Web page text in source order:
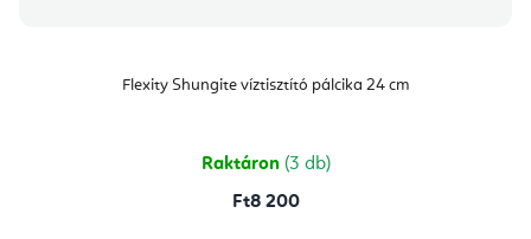
Flexity Shungite víztisztító pálcika 24 cm
Raktáron (3 db)
Ft8 200